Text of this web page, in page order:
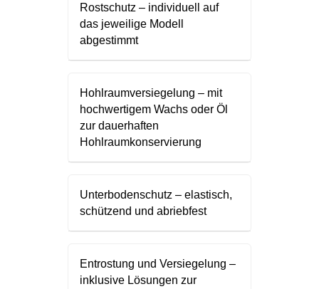
Rostschutz – individuell auf
das jeweilige Modell
abgestimmt
Hohlraumversiegelung – mit
hochwertigem Wachs oder Öl
zur dauerhaften
Hohlraumkonservierung
Unterbodenschutz – elastisch,
schützend und abriebfest
Entrostung und Versiegelung –
inklusive Lösungen zur